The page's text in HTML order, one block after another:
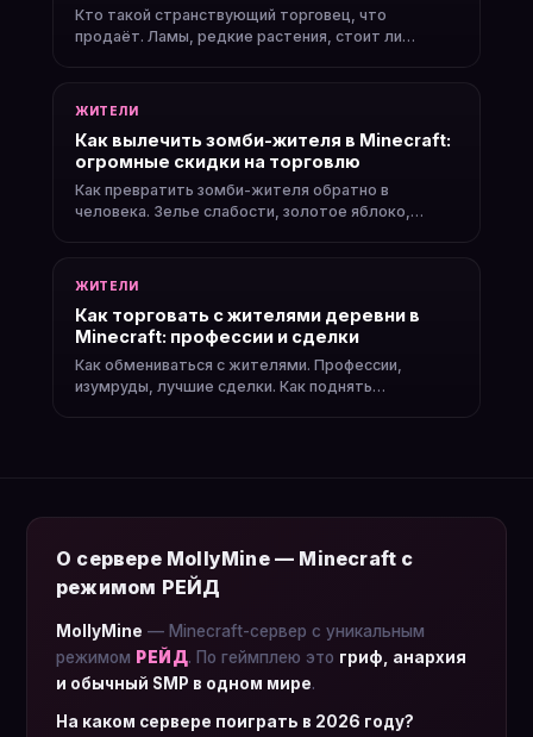
Кто такой странствующий торговец, что
продаёт. Ламы, редкие растения, стоит ли
ЖИТЕЛИ
Как вылечить зомби-жителя в Minecraft:
огромные скидки на торговлю
Как превратить зомби-жителя обратно в
человека. Зелье слабости, золотое яблоко,
ЖИТЕЛИ
Как торговать с жителями деревни в
Minecraft: профессии и сделки
Как обмениваться с жителями. Профессии,
изумруды, лучшие сделки. Как поднять
О сервере MollyMine — Minecraft с
режимом РЕЙД
MollyMine — Minecraft-сервер с уникальным
режимом РЕЙД. По геймплею это гриф, анархия
и обычный SMP в одном мире.
На каком сервере поиграть в 2026 году?